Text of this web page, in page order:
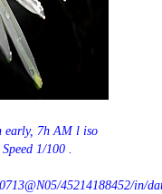
early, 7h AM l iso
1/100 .
45214188452/in/